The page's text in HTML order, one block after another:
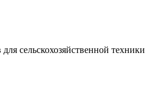
сельскохозяйственной техники